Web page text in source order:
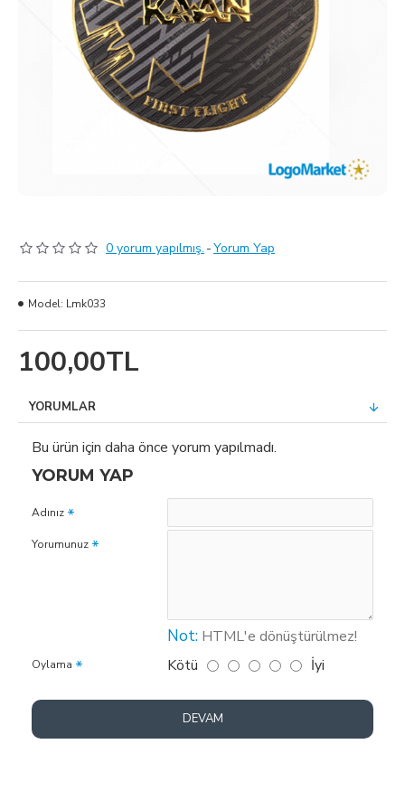
0 yorum yapılmış. -Yorum Yap
100,00TL
Model: Lmk033
YORUMLAR
Bu ürün için daha önce yorum yapılmadı.
YORUM YAP
Adınız
Yorumunuz
Not: HTML'e dönüştürülmez!
Oylama Kötü İyi
DEVAM